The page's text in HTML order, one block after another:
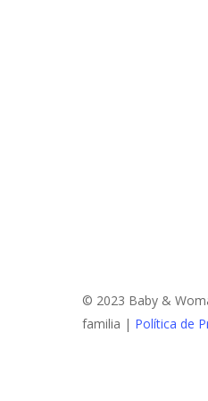
© 2023 Baby &
familia | Política de